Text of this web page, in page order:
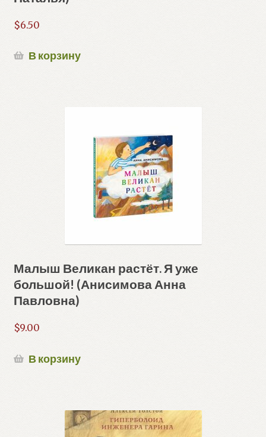
$6.50
В корзину
Малыш Великан растёт. Я уже
большой! (Анисимова Анна
Павловна)
$9.00
В корзину